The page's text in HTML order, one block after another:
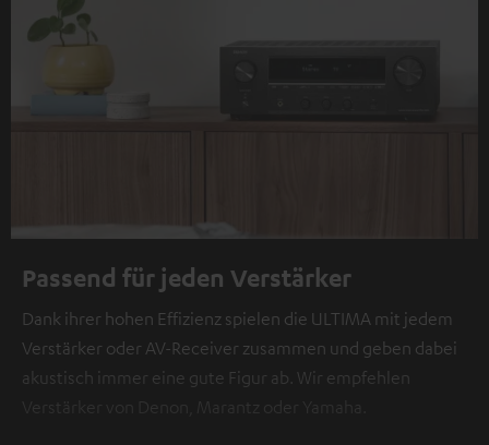
Passend für jeden Verstärker
Dank ihrer hohen Effizienz spielen die ULTIMA mit jedem
Verstärker oder AV-Receiver zusammen und geben dabei
akustisch immer eine gute Figur ab. Wir empfehlen
Verstärker von Denon, Marantz oder Yamaha.